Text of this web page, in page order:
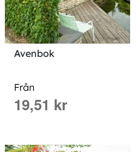
Avenbok
Från
19,51 kr